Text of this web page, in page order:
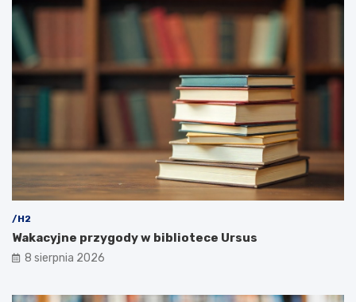
/H2
Wakacyjne przygody w bibliotece Ursus
8 sierpnia 2026